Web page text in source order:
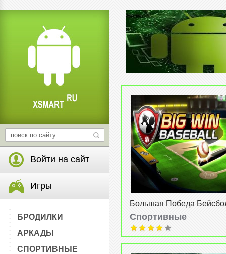
Войти на сайт
Игры
БРОДИЛКИ
АРКАДЫ
СПОРТИВНЫЕ
Большая Победа
Baseball) v1.4.6
Спортивные
от 31-08-2015, 21:25